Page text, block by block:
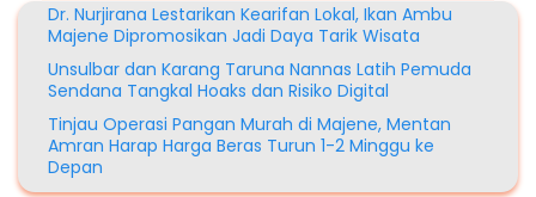
Dr. Nurjirana Lestarikan Kearifan Lokal, Ikan Ambu
Majene Dipromosikan Jadi Daya Tarik Wisata
Unsulbar dan Karang Taruna Nannas Latih Pemuda
Sendana Tangkal Hoaks dan Risiko Digital
Tinjau Operasi Pangan Murah di Majene, Mentan
Amran Harap Harga Beras Turun 1-2 Minggu ke
Depan